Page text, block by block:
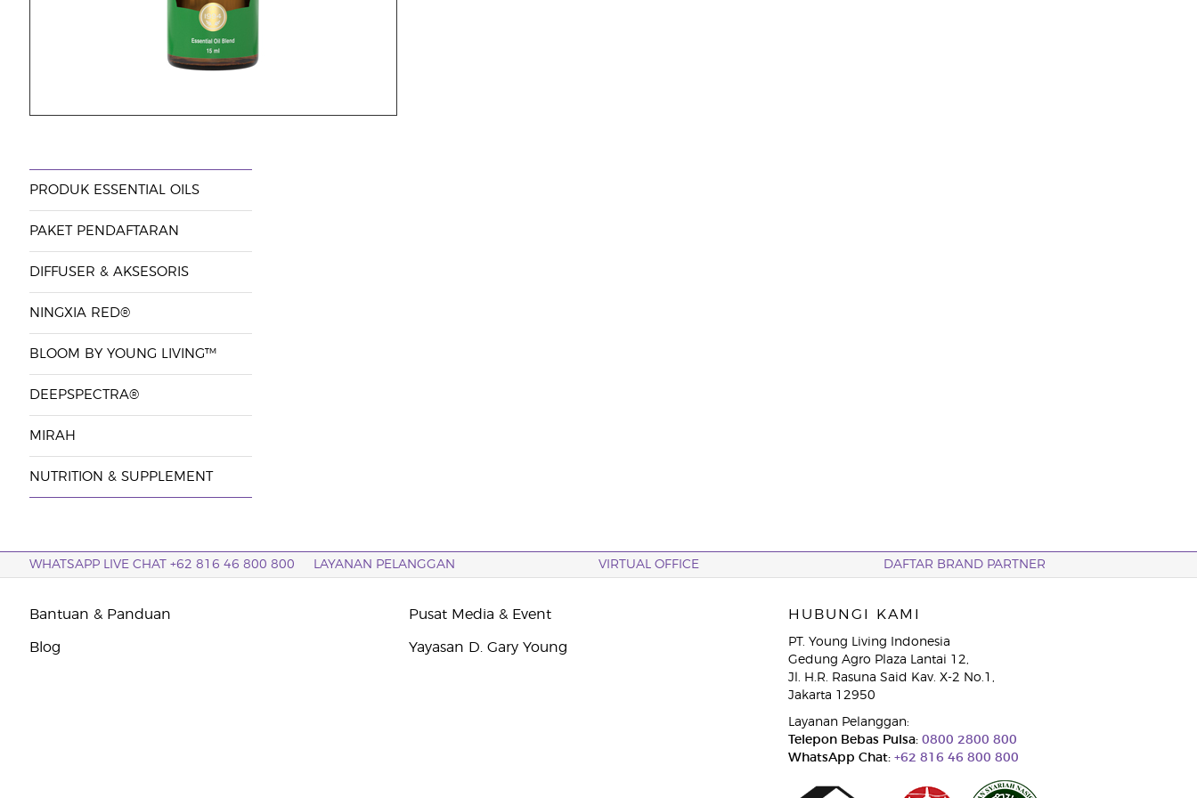
PRODUK ESSENTIAL OILS
PAKET PENDAFTARAN
DIFFUSER & AKSESORIS
NINGXIA RED®
BLOOM BY YOUNG LIVING™
DEEPSPECTRA®
MIRAH
NUTRITION & SUPPLEMENT
WHATSAPP LIVE CHAT +62 816 46 800 800 LAYANAN PELANGGAN VIRTUAL OFFICE DAFTAR BRAND PARTNER
Bantuan & Panduan
Blog
Pusat Media & Event
Yayasan D. Gary Young
HUBUNGI KAMI
PT. Young Living Indonesia
Gedung Agro Plaza Lantai 12,
Jl. H.R. Rasuna Said Kav. X-2 No.1,
Jakarta 12950
Layanan Pelanggan:
Telepon Bebas Pulsa: 0800 2800 800
WhatsApp Chat: +62 816 46 800 800